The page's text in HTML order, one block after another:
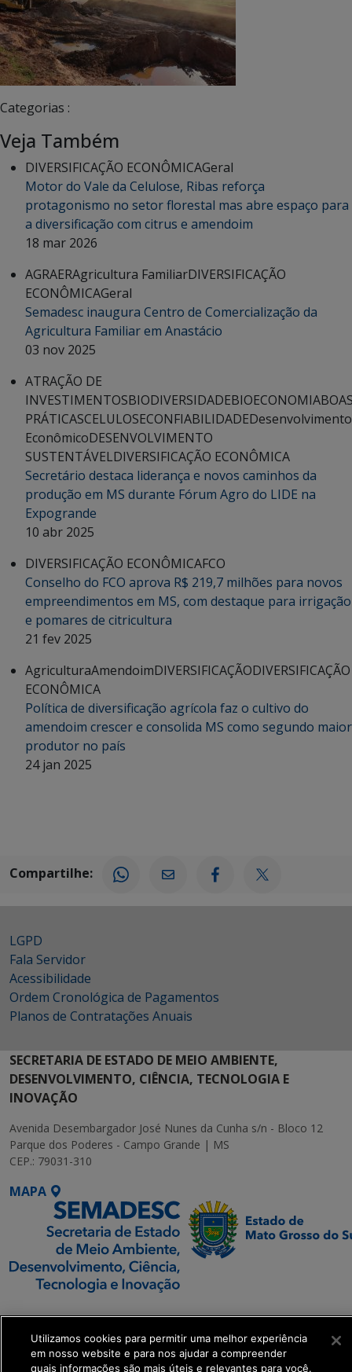
Categorias :
Veja Também
DIVERSIFICAÇÃO ECONÔMICAGeral
Motor do Vale da Celulose, Ribas reforça
protagonismo no setor florestal mas abre espaço para
a diversificação com citrus e amendoim
18 mar 2026
AGRAERAgricultura FamiliarDIVERSIFICAÇÃO
ECONÔMICAGeral
Semadesc inaugura Centro de Comercialização da
Agricultura Familiar em Anastácio
03 nov 2025
ATRAÇÃO DE
INVESTIMENTOSBIODIVERSIDADEBIOECONOMIA
PRÁTICASCELULOSECONFIABILIDADEDesenvolvimento
EconômicoDESENVOLVIMENTO
SUSTENTÁVELDIVERSIFICAÇÃO ECONÔMICA
Secretário destaca liderança e novos caminhos da
produção em MS durante Fórum Agro do LIDE na
Expogrande
10 abr 2025
DIVERSIFICAÇÃO ECONÔMICAFCO
Conselho do FCO aprova R$ 219,7 milhões para novos
empreendimentos em MS, com destaque para irrigação
e pomares de citricultura
21 fev 2025
AgriculturaAmendoimDIVERSIFICAÇÃODIVERSIFICAÇÃO
ECONÔMICA
Política de diversificação agrícola faz o cultivo do
amendoim crescer e consolida MS como segundo maior
produtor no país
24 jan 2025
Compartilhe:
LGPD
Fala Servidor
Acessibilidade
Ordem Cronológica de Pagamentos
Planos de Contratações Anuais
SECRETARIA DE ESTADO DE MEIO AMBIENTE,
DESENVOLVIMENTO, CIÊNCIA, TECNOLOGIA E
INOVAÇÃO
Avenida Desembargador José Nunes da Cunha s/n - Bloco 12
Parque dos Poderes - Campo Grande | MS
CEP.: 79031-310
MAPA
SETDIG | Secretaria-
Executiva de
Transformação Digital
Utilizamos cookies para permitir uma melhor experiência
em nosso website e para nos ajudar a compreender
quais informações são mais úteis e relevantes para você.